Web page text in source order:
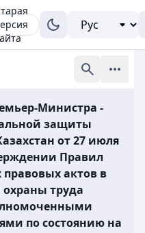
Министра -
защиты
от 27 июля
Правил
актов в
охраны труда
по состоянию на